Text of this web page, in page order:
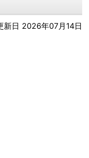
新日 2026年07月14日